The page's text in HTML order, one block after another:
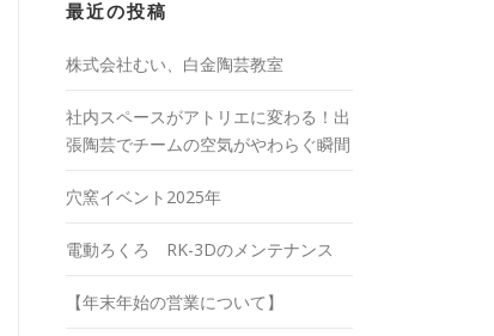
最近の投稿
株式会社むい、白金陶芸教室
社内スペースがアトリエに変わる！出
張陶芸でチームの空気がやわらぐ瞬間
穴窯イベント2025年
電動ろくろ RK-3Dのメンテナンス
【年末年始の営業について】